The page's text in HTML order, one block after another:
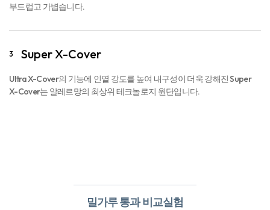
부드럽고 가볍습니다.
3 Super X-Cover
Ultra X-Cover의 기능에 인열 강도를 높여 내구성이 더욱 강해진 Super
X-Cover는 알레르망의 최상위 테크놀로지 원단입니다.
밀가루 통과 비교실험​